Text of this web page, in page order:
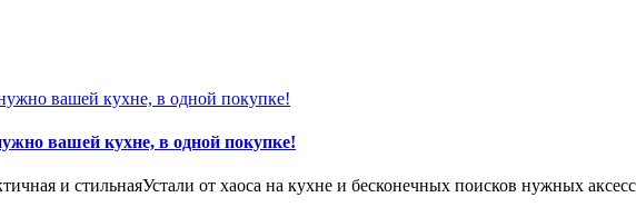
вашей кухне, в одной покупке!
и стильнаяУстали от хаоса на кухне и бесконечных поисков нужных